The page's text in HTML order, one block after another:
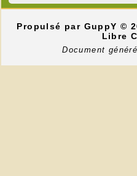
Propulsé par GuppY©
Libre
Document